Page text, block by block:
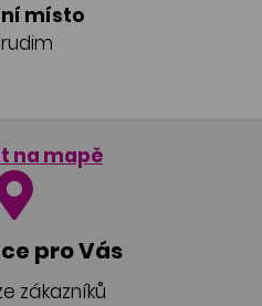
místo
na mapě
pro Vás
zákazníků